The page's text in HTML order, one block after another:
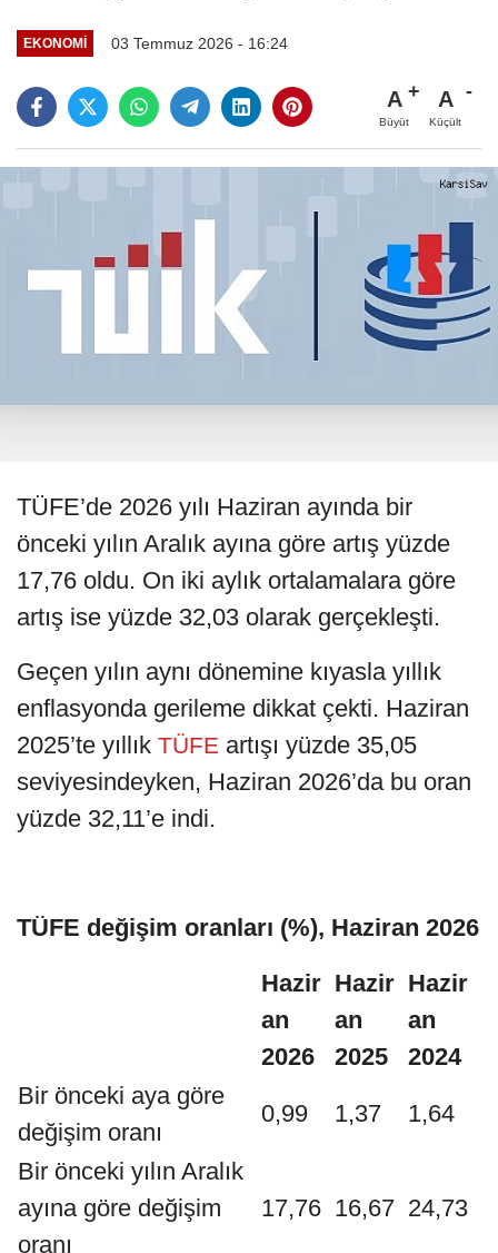
EKONOMI 03 Temmuz 2026 - 16:24
A
Büyüt
A
Küçült
TÜFE’de 2026 yılı Haziran ayında bir
önceki yılın Aralık ayına göre artış yüzde
17,76 oldu. On iki aylık ortalamalara göre
artış ise yüzde 32,03 olarak gerçekleşti.
Geçen yılın aynı dönemine kıyasla yıllık
enflasyonda gerileme dikkat çekti. Haziran
2025’te yıllık TÜFE artışı yüzde 35,05
seviyesindeyken, Haziran 2026’da bu oran
yüzde 32,11’e indi.
TÜFE değişim oranları (%), Haziran 2026
Hazir
an
2026
Hazir
an
2025
Hazir
an
2024
Bir önceki aya göre
değişim oranı
0,99 1,37 1,64
Bir önceki yılın Aralık
ayına göre değişim
oranı
17,76 16,67 24,73